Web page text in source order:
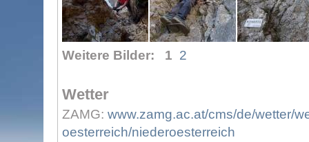
Weitere Bilder: 1 2
Wetter
ZAMG: www.zamg.ac.at/cms/de/wetter/
oesterreich/niederoesterreich